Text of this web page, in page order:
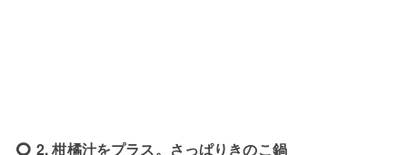
2. 柑橘汁をプラス。さっぱりきのこ鍋